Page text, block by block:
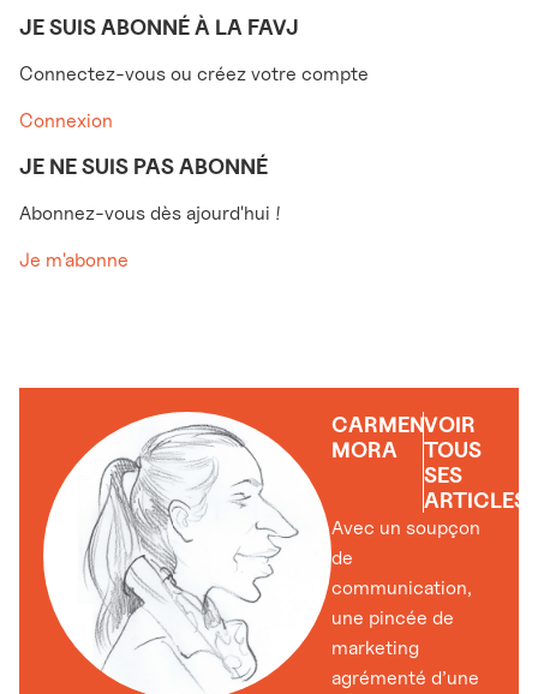
JE SUIS ABONNÉ À LA FAVJ
Connectez-vous ou créez votre compte
Connexion
JE NE SUIS PAS ABONNÉ
Abonnez-vous dès ajourd'hui !
Je m'abonne
CARMEN
MORA
VOIR
TOUS
SES
ARTICLES
Avec un soupçon
de
communication,
une pincée de
marketing
agrémenté d’une